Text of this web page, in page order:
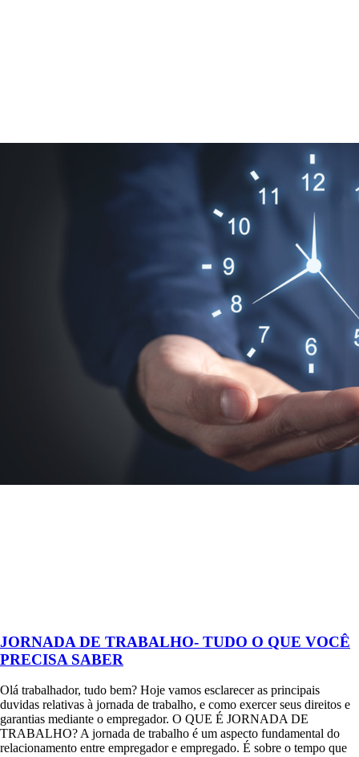
JORNADA DE TRABALHO- TUDO O QUE VOCÊ
PRECISA SABER
Olá trabalhador, tudo bem? Hoje vamos esclarecer as principais
duvidas relativas à jornada de trabalho, e como exercer seus direitos e
garantias mediante o empregador. O QUE É JORNADA DE
TRABALHO? A jornada de trabalho é um aspecto fundamental do
relacionamento entre empregador e empregado. É sobre o tempo que